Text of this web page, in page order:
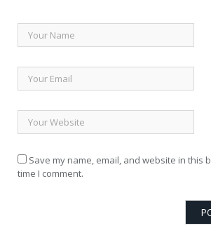
Save my name, email, and website in this
time I comment.